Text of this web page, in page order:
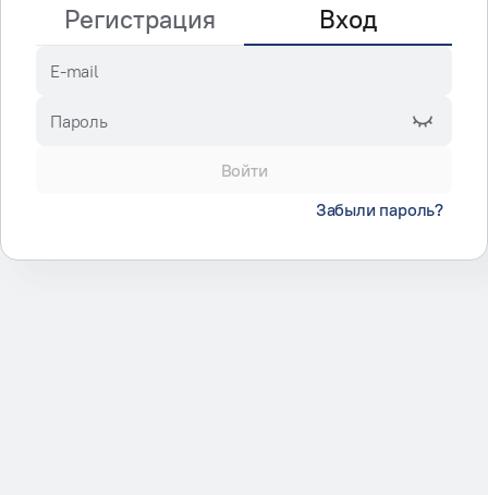
Регистрация Вход
E-mail
Пароль
Войти
Забыли пароль?